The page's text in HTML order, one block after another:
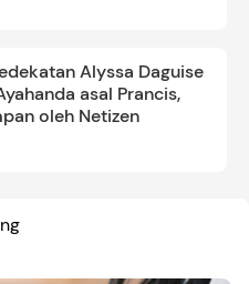
Alyssa Daguise
asal Prancis,
oleh Netizen